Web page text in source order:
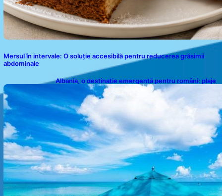
Mersul în intervale: O soluție accesibilă pentru reducerea grăsimii
abdominale
Albania, o destinație emergentă pentru români: plaje
spectaculoase, ape turcoaz și prețuri accesibile